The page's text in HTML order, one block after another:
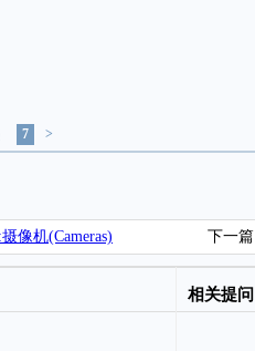
7 >
像机(Cameras) 下一
相关提问